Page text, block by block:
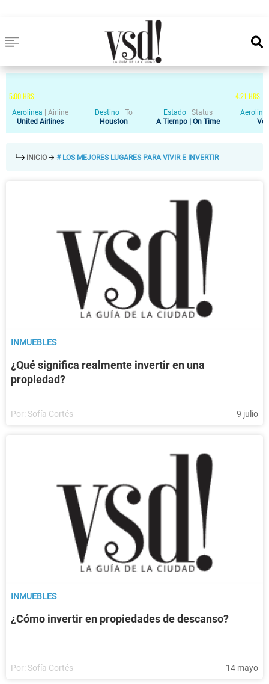
5:00HRS 4:21 HRS
Aerolinea
Airline
United Airlines
Destino
To
Houston
Estado
Status
A Tiempo | On Time
INICIO # LOS MEJORES LUGARES PARA VIVIR E INVERTIR
INMUEBLES
¿Qué significa realmente invertir en una
propiedad?
Por: Sofía Cortés 9 julio
INMUEBLES
¿Cómo invertir en propiedades de descanso?
Por: Sofía Cortés 14 mayo